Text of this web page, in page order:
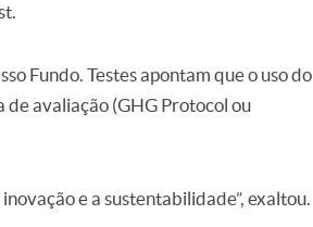
Fundo. Testes apontam que o uso do
de avaliação (GHG Protocol ou
e a sustentabilidade”, exaltou.